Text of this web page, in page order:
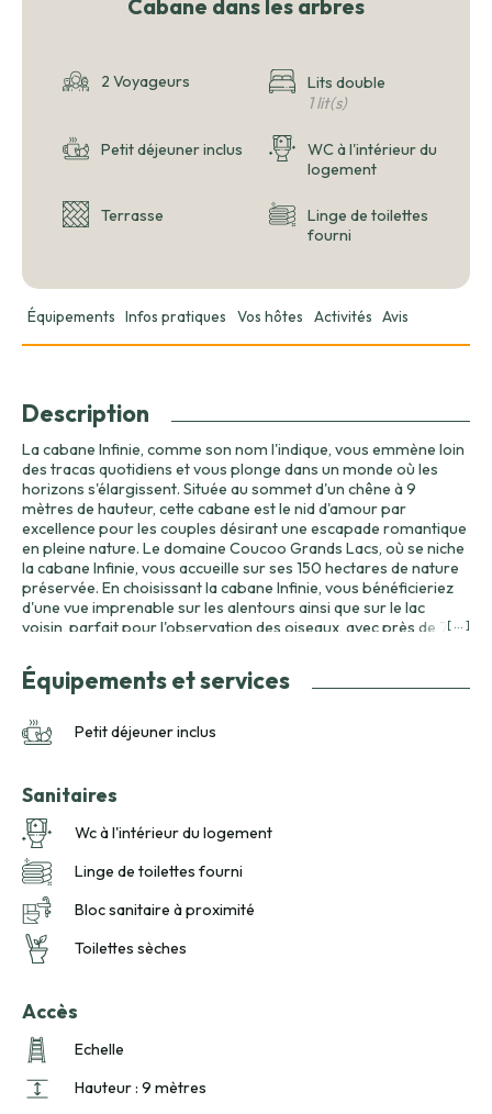
Cabane dans les arbres
2 Voyageurs Lits double
1 lit(s)
Petit déjeuner inclus
WC à l'intérieur du
logement
Terrasse
Linge de toilettes
fourni
Équipements Infos pratiques Vos hôtes Activités Avis
Description
La cabane Infinie, comme son nom l'indique, vous emmène loin
des tracas quotidiens et vous plonge dans un monde où les
horizons s'élargissent. Située au sommet d'un chêne à 9
mètres de hauteur, cette cabane est le nid d'amour par
excellence pour les couples désirant une escapade romantique
en pleine nature. Le domaine Coucoo Grands Lacs, où se niche
la cabane Infinie, vous accueille sur ses 150 hectares de nature
préservée. En choisissant la cabane Infinie, vous bénéficieriez
d'une vue imprenable sur les alentours ainsi que sur le lac
voisin, parfait pour l'observation des oiseaux, avec près de 70
confortable, la cabane est équipée d'un lit double et de toilettes
sèches, assurant une expérience essentiellement écologique et
locaux, sera livré directement à votre cabane, vous permettant
de débuter chaque matin dans la douceur et la détente. Pour
d'activités allant de la randonnée à l'accrobranche, toutes à
proximité immédiate de votre cabane. Profitez de moments
inoubliables dans un cadre verdoyant qui respire la paix et la
nature. La cabane Infinie vous promet une expérience unique
de détente et de reconnexion au naturel.
[ ... ]
Équipements et services
Petit déjeuner inclus
Sanitaires
Wc à l'intérieur du logement
Linge de toilettes fourni
Bloc sanitaire à proximité
Toilettes sèches
Accès
Echelle
Hauteur : 9 mètres